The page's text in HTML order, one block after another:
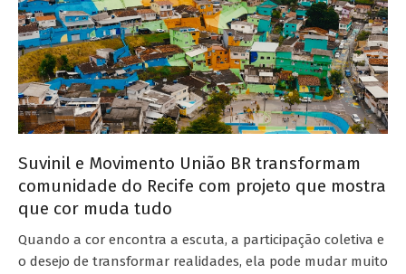
Suvinil e Movimento União BR transformam
comunidade do Recife com projeto que mostra
que cor muda tudo
Quando a cor encontra a escuta, a participação coletiva e
o desejo de transformar realidades, ela pode mudar muito